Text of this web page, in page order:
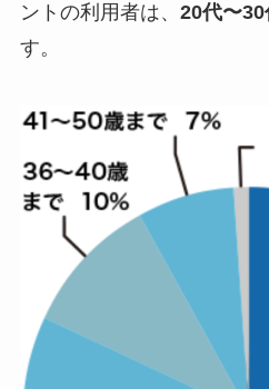
ントの利用者は、 20代〜
す。